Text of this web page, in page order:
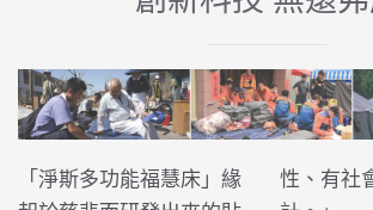
「淨斯多功能福慧床」緣
性、有社